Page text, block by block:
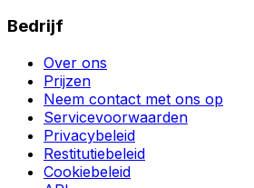
Bedrijf
Over ons
Prijzen
Neem contact met ons op
Servicevoorwaarden
Privacybeleid
Restitutiebeleid
Cookiebeleid